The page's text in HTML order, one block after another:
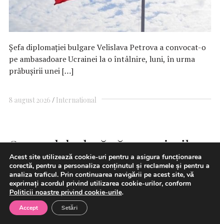
Şefa diplomaţiei bulgare Velislava Petrova a convocat-o
pe ambasadoare Ucrainei la o întâlnire, luni, în urma
prăbuşirii unei […]
8 august 2026 International
Omanul declară că negocierile
cu Iranul privind Strâmtoarea
Ormuz sunt pozitive
Acest site utilizează cookie-uri pentru a asigura funcționarea
corectă, pentru a personaliza conținutul și reclamele și pentru a
analiza traficul. Prin continuarea navigării pe acest site, vă
exprimați acordul privind utilizarea cookie-urilor, conform
Politicii noastre privind cookie-urile.
Accept Setări